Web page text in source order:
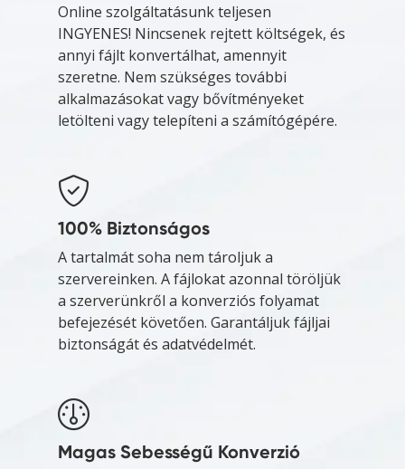
Online szolgáltatásunk teljesen
INGYENES! Nincsenek rejtett költségek, és
annyi fájlt konvertálhat, amennyit
szeretne. Nem szükséges további
alkalmazásokat vagy bővítményeket
letölteni vagy telepíteni a számítógépére.
100% Biztonságos
A tartalmát soha nem tároljuk a
szervereinken. A fájlokat azonnal töröljük
a szerverünkről a konverziós folyamat
befejezését követően. Garantáljuk fájljai
biztonságát és adatvédelmét.
Magas Sebességű Konverzió